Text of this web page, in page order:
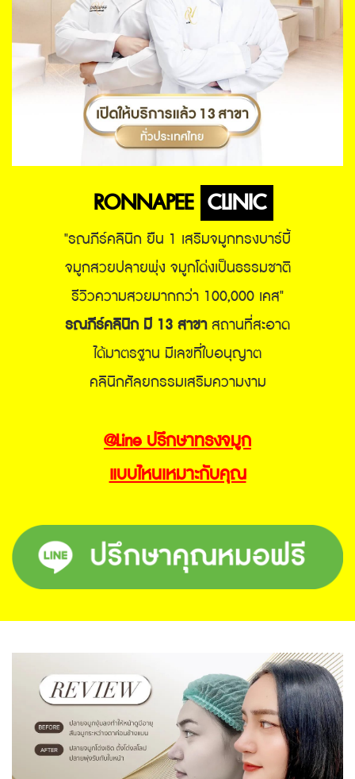
RONNAPEE CLINIC
"รณภีร์คลินิก ยืน 1 เสริมจมูกทรงบาร์บี้
จมูกสวยปลายพุ่ง จมูกโด่งเป็นธรรมชาติ
รีวิวความสวยมากกว่า 100,000 เคส"
รณภีร์คลินิก มี 13 สาขาสถานที่สะอาด
ได้มาตรฐาน มีเลขที่ใบอนุญาต
คลินิกศัลยกรรมเสริมความงาม
@Line ปรึกษาทรงจมูก
แบบไหนเหมาะกับคุณ